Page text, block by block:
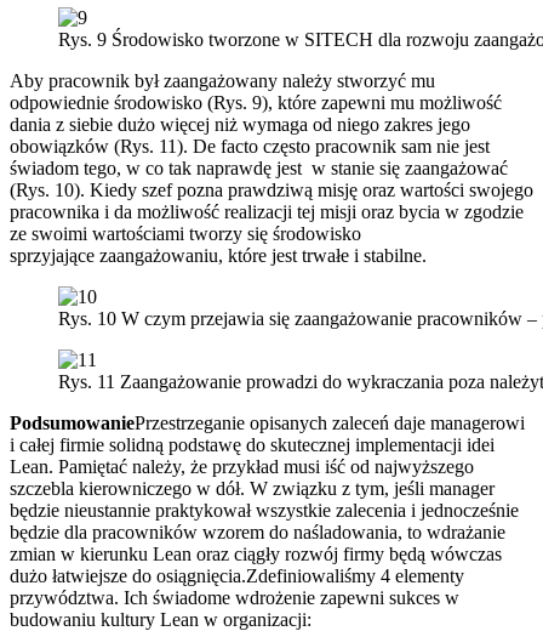
Rys. 9 Środowisko tworzone w SITECH dla rozwoju
Aby pracownik był zaangażowany należy stworzyć mu
odpowiednie środowisko (Rys. 9), które zapewni mu możliwość
dania z siebie dużo więcej niż wymaga od niego zakres jego
obowiązków (Rys. 11). De facto często pracownik sam nie jest
świadom tego, w co tak naprawdę jest w stanie się zaangażować
(Rys. 10). Kiedy szef pozna prawdziwą misję oraz wartości swojego
pracownika i da możliwość realizacji tej misji oraz bycia w zgodzie
ze swoimi wartościami tworzy się środowisko
sprzyjające zaangażowaniu, które jest trwałe i stabilne.
Rys. 10 W czym przejawia się zaangażowanie pracowników –
Rys. 11 Zaangażowanie prowadzi do wykraczania poza
PodsumowaniePrzestrzeganie opisanych zaleceń daje managerowi
i całej firmie solidną podstawę do skutecznej implementacji idei
Lean. Pamiętać należy, że przykład musi iść od najwyższego
szczebla kierowniczego w dół. W związku z tym, jeśli manager
będzie nieustannie praktykował wszystkie zalecenia i jednocześnie
będzie dla pracowników wzorem do naśladowania, to wdrażanie
zmian w kierunku Lean oraz ciągły rozwój firmy będą wówczas
dużo łatwiejsze do osiągnięcia.Zdefiniowaliśmy 4 elementy
przywództwa. Ich świadome wdrożenie zapewni sukces w
budowaniu kultury Lean w organizacji: